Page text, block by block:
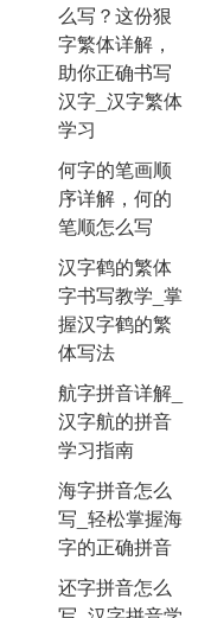
么写？这份狠
字繁体详解，
助你正确书写
汉字_汉字繁体
学习
何字的笔画顺
序详解，何的
笔顺怎么写
汉字鹤的繁体
字书写教学_掌
握汉字鹤的繁
体写法
航字拼音详解_
汉字航的拼音
学习指南
海字拼音怎么
写_轻松掌握海
字的正确拼音
还字拼音怎么